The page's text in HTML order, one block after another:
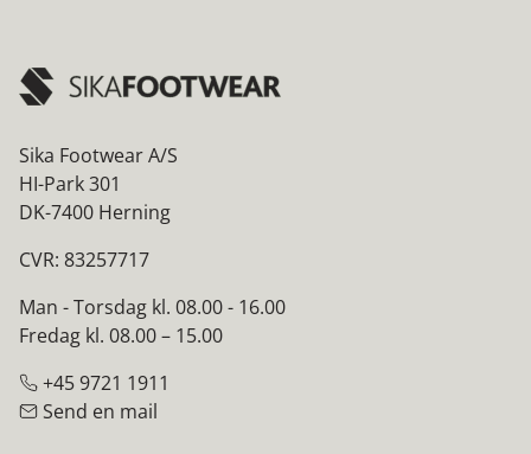
Sika Footwear A/S
HI-Park 301
DK-7400 Herning
CVR: 83257717
Man - Torsdag kl. 08.00 - 16.00
Fredag kl. 08.00 – 15.00
+45 9721 1911
Send en mail